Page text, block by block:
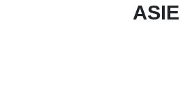
ASIE